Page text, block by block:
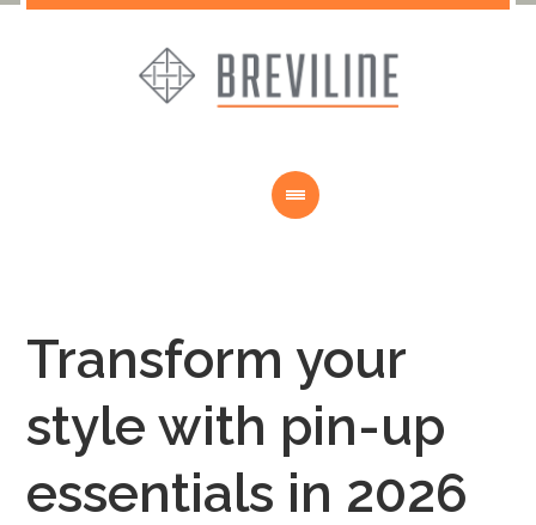
Transform your
style with pin-up
essentials in 2026